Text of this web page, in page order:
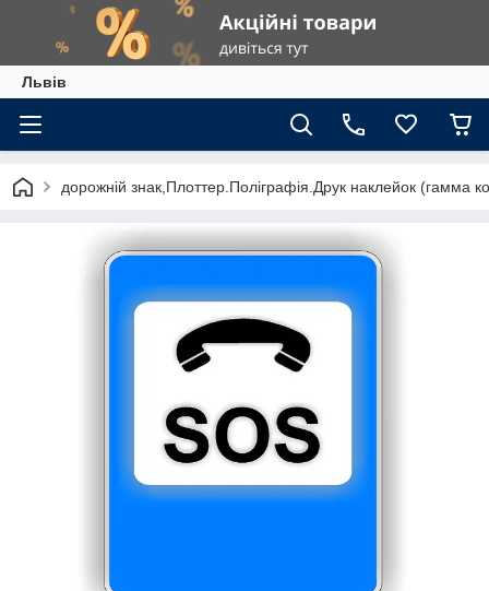
Львів
дорожній знак,Плоттер.Поліграфія.Друк наклейок (гамма